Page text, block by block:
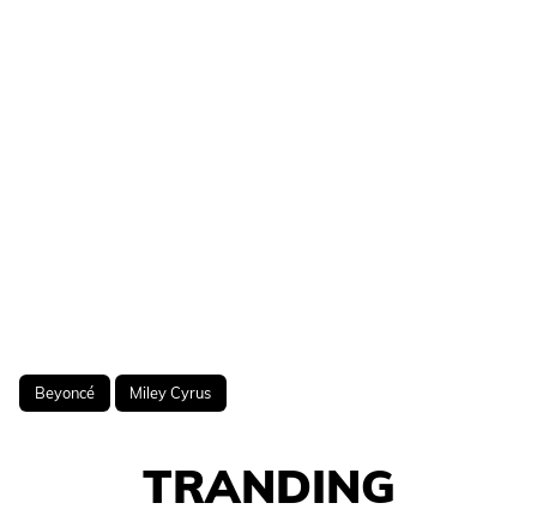
Beyoncé Miley Cyrus
TRANDING